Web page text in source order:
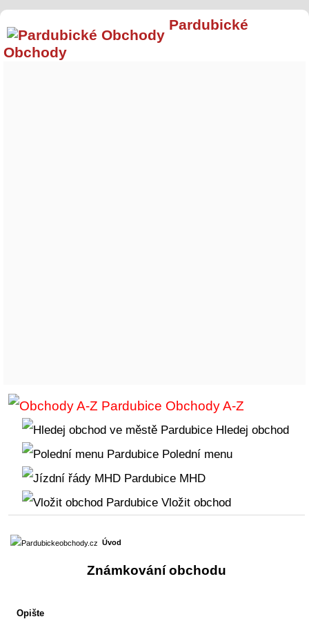
Pardubické
Obchody
Obchody A-Z
Hledej obchod
Polední menu
MHD
Vložit obchod
Úvod
Známkování obchodu
Opište